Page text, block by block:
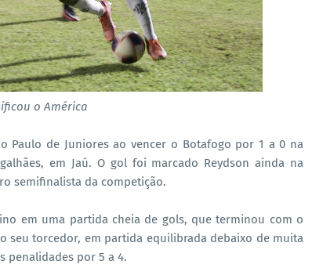
o América
Paulo de Juniores ao vencer o Botafogo por 1 a 0 na
em Jaú. O gol foi marcado Reydson ainda na
semifinalista da competição.
em uma partida cheia de gols, que terminou com o
seu torcedor, em partida equilibrada debaixo de muita
penalidades por 5 a 4.